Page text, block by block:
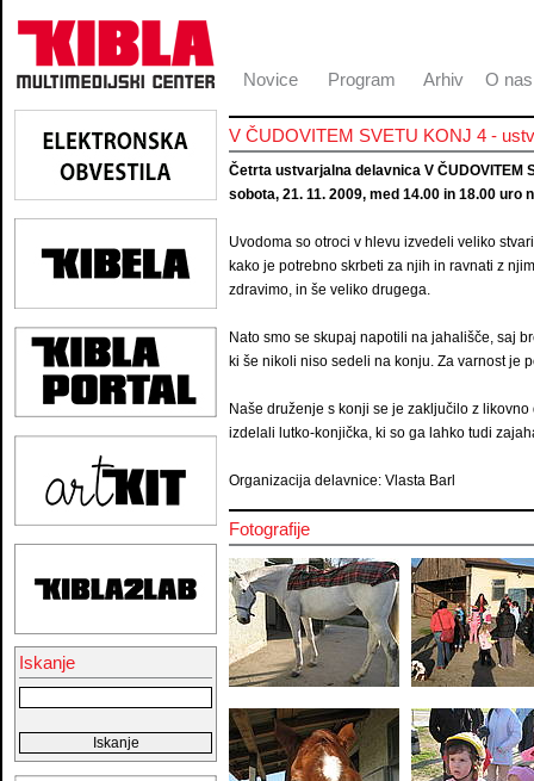
Novice Program Arhiv O nas
Iskanje
V ČUDOVITEM SVETU KONJ 4 -
Četrta ustvarjalna delavnica V ČUDOVITEM
sobota, 21. 11. 2009, med 14.00 in 18.00 uro
Uvodoma so otroci v hlevu izvedeli veliko
kako je potrebno skrbeti za njih in ravnati z
zdravimo, in še veliko drugega.
Nato smo se skupaj napotili na jahališče, saj
ki še nikoli niso sedeli na konju. Za varnost je
Naše druženje s konji se je zaključilo z
izdelali lutko-konjička, ki so ga lahko tudi
Organizacija delavnice: Vlasta Barl
Fotografije